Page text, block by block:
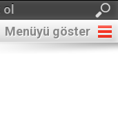
Menüyü göster